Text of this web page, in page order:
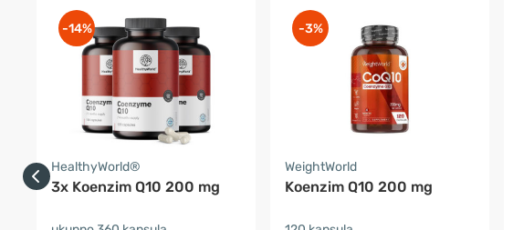
-14%
HealthyWorld®
3x Koenzim Q10 200 mg
-3%
WeightWorld
Koenzim Q10 200 mg